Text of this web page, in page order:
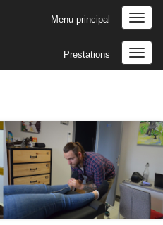
Menu principal
Prestations